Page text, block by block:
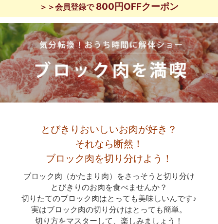
＞＞会員登録で 800円OFFクーポン
とびきりおいしいお肉が好き？
それなら断然！
ブロック肉を切り分けよう！
ブロック肉（かたまり肉）をさっそうと切り分け
とびきりのお肉を食べませんか？
切りたてのブロック肉はとっても美味しいんです♪
実はブロック肉の切り分けはとっても簡単。
切り方をマスターして、楽しみましょう！